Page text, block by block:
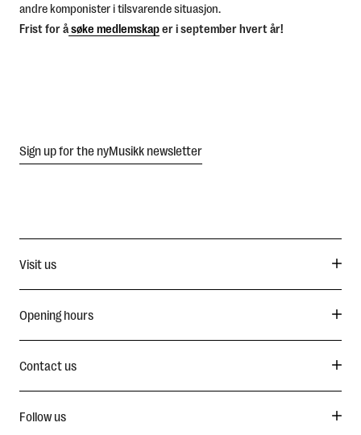
andre komponister i tilsvarende situasjon.
Frist for åsøke medlemskaper i september hvert år!
Sign up for the nyMusikk newsletter
Visit us
Opening hours
Contact us
Follow us